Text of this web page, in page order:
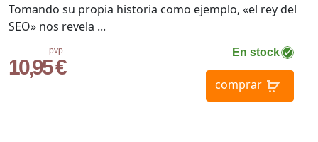
pvp.
10,95 €
En stock
comprar
Tomando su propia historia como ejemplo, «el rey del
SEO» nos revela ...